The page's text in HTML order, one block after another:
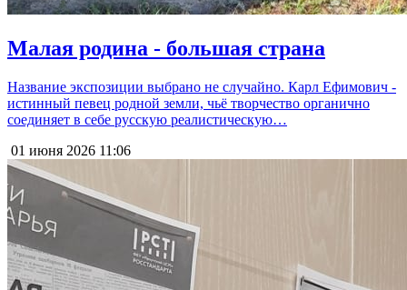
Малая родина - большая страна
Название экспозиции выбрано не случайно. Карл Ефимович -
истинный певец родной земли, чьё творчество органично
соединяет в себе русскую реалистическую…
01 июня 2026 11:06